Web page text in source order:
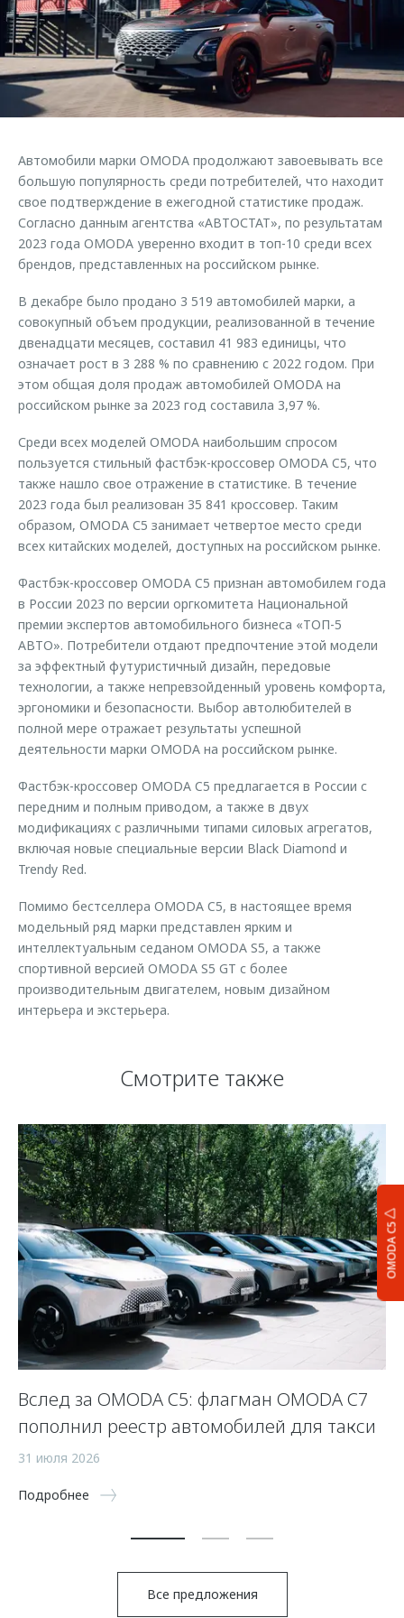
Страхование
Кредитный калькулятор
Аксессуары
Одежда и сувениры
Запчасти
Трейд-ин
Калькулятор трейд-ин
Клиентская поддержка
O&J Автоклуб
Клуб владельцев OMODA
Приложение O&J
Аксессуары
Одежда и сувениры
Оригинальные аксессуары
Запчасти
Обратная связь
OMODA C5
Автомобили марки OMODA продолжают завоевывать все
большую популярность среди потребителей, что находит
свое подтверждение в ежегодной статистике продаж.
Согласно данным агентства «АВТОСТАТ», по результатам
2023 года OMODA уверенно входит в топ-10 среди всех
брендов, представленных на российском рынке.
В декабре было продано 3 519 автомобилей марки, а
совокупный объем продукции, реализованной в течение
двенадцати месяцев, составил 41 983 единицы, что
означает рост в 3 288 % по сравнению с 2022 годом. При
этом общая доля продаж автомобилей OMODA на
российском рынке за 2023 год составила 3,97 %.
Среди всех моделей OMODA наибольшим спросом
пользуется стильный фастбэк-кроссовер OMODA C5, что
также нашло свое отражение в статистике. В течение
2023 года был реализован 35 841 кроссовер. Таким
образом, OMODA С5 занимает четвертое место среди
всех китайских моделей, доступных на российском рынке.
Фастбэк-кроссовер OMODA C5 признан автомобилем года
в России 2023 по версии оргкомитета Национальной
премии экспертов автомобильного бизнеса «ТОП-5
АВТО». Потребители отдают предпочтение этой модели
за эффектный футуристичный дизайн, передовые
технологии, а также непревзойденный уровень комфорта,
эргономики и безопасности. Выбор автолюбителей в
полной мере отражает результаты успешной
деятельности марки OMODA на российском рынке.
Фастбэк-кроссовер OMODA C5 предлагается в России с
передним и полным приводом, а также в двух
модификациях с различными типами силовых агрегатов,
включая новые специальные версии Black Diamond и
Trendy Red.
Помимо бестселлера OMODA C5, в настоящее время
модельный ряд марки представлен ярким и
интеллектуальным седаном OMODA S5, а также
спортивной версией OMODA S5 GT с более
производительным двигателем, новым дизайном
интерьера и экстерьера.
Смотрите также
Вслед за OMODA C5: флагман OMODA C7
пополнил реестр автомобилей для такси
31 июля 2026
Подробнее
Все предложения